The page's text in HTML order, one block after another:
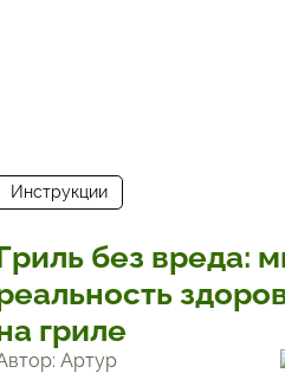
Инструкции
без вреда:
гриле
Артур